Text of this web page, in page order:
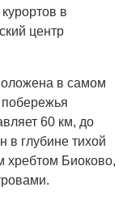
в
центр
в самом
60 км, до
в глубине тихой
хребтом Биоково,